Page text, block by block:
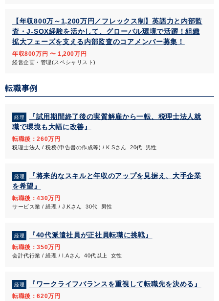
【年収800万～1,200万円／フレックス制】英語力と内部監
査・J-SOX経験を活かして、グローバル環境で活躍！組織
拡大フェーズを支える内部監査のコアメンバー募集！
年収800万円 〜 1,200万円
経営企画・管理(スペシャリスト)
転職事例
経理
『試用期間終了後の実質解雇から一転、税理士法人就
職で環境も大幅に改善』
転職後：260万円
税理士法人 / 税務(申告書の作成等) / K.Sさん 20代 男性
経理
『将来的なスキルと年収のアップを見据え、大手企業
を希望』
転職後：430万円
サービス業 / 経理 / J.Kさん 30代 男性
経理 『40代派遣社員が正社員転職に挑戦』
転職後：350万円
会計代行業 / 経理 / I.Aさん 40代以上 女性
経理 『ワークライフバランスを重視して転職先を決める』
転職後：620万円